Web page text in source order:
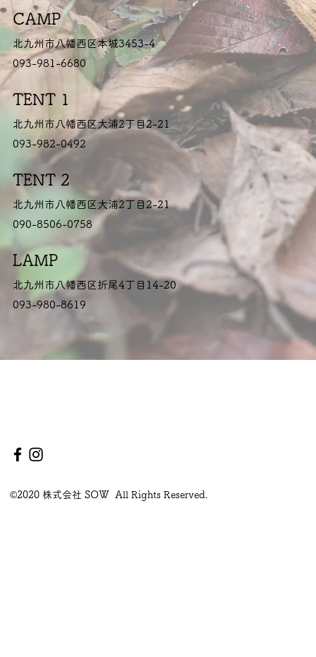
CAMP
北九州市八幡西区本城3453-4
093-981-6680
TENT 1
北九州市八幡西区大浦2丁目2-21
093-982-0492
LAMP
北九州市八幡西区折尾4丁目14-20
093-980-8619
TENT 2
北九州市八幡西区大浦2丁目2-21
090-8506-0758
©2020 株式会社 SOW All Rights Reserved.